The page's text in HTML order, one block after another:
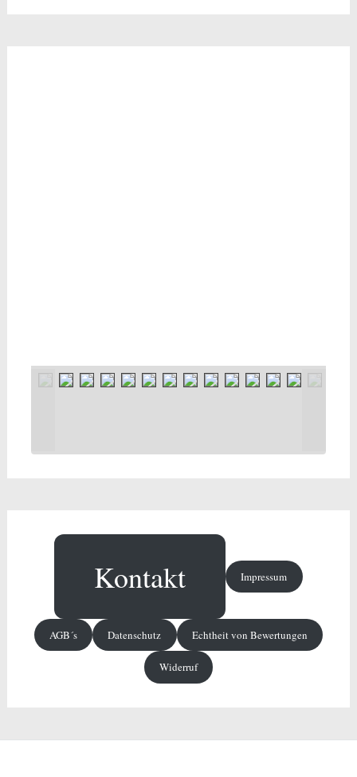
Kontakt Impressum
AGB´s Datenschutz Echtheit von Bewertungen
Widerruf